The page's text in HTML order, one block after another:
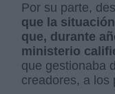
Por su parte,
que la
que, durante
ministerio
que gestionaba
creadores, a los